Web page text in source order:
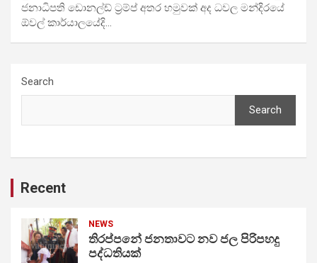
ජනාධිපති ඩොනල්ඩ් ට්‍රම්ප් අතර හමුවක් අද ධවල මන්දිරයේ
ඕවල් කාර්යාලයේදි…
Search
Search
Recent
NEWS
තිරප්පනේ ජනතාවට නව ජල පිරිපහදු
පද්ධතියක්